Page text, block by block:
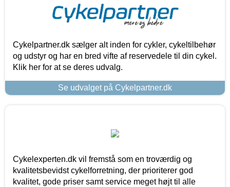
Cykelpartner.dk sælger alt inden for cykler, cykeltilbehør
og udstyr og har en bred vifte af reservedele til din cykel.
Klik her for at se deres udvalg.
Se udvalget på Cykelpartner.dk
Cykelexperten.dk vil fremstå som en troværdig og
kvalitetsbevidst cykelforretning, der prioriterer god
kvalitet, gode priser samt service meget højt til alle